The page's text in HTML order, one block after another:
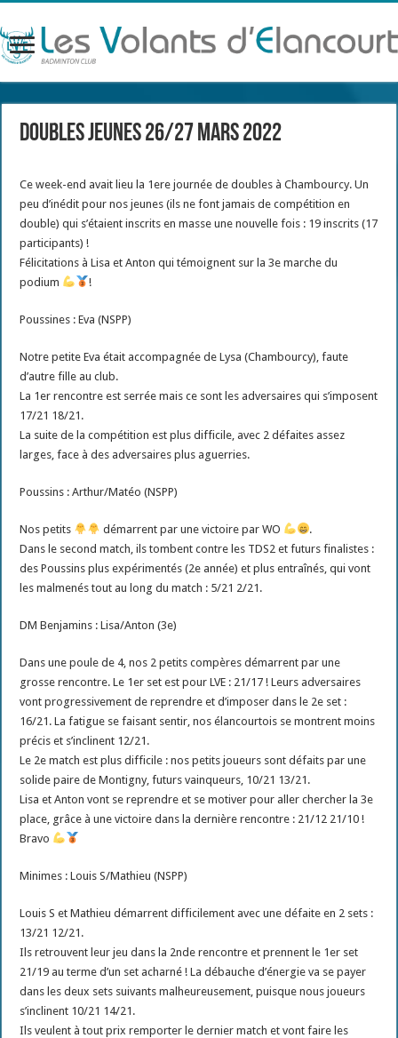
Doubles Jeunes 26/27 mars 2022
Ce week-end avait lieu la 1ere journée de doubles à Chambourcy. Un
peu d’inédit pour nos jeunes (ils ne font jamais de compétition en
double) qui s’étaient inscrits en masse une nouvelle fois : 19 inscrits (17
participants) !
Félicitations à Lisa et Anton qui témoignent sur la 3e marche du
podium
!
Poussines : Eva (NSPP)
Notre petite Eva était accompagnée de Lysa (Chambourcy), faute
d’autre fille au club.
La 1er rencontre est serrée mais ce sont les adversaires qui s’imposent
17/21 18/21.
La suite de la compétition est plus difficile, avec 2 défaites assez
larges, face à des adversaires plus aguerries.
Poussins : Arthur/Matéo (NSPP)
Nos petits démarrent par une victoire par WO
.
Dans le second match, ils tombent contre les TDS2 et futurs finalistes :
des Poussins plus expérimentés (2e année) et plus entraînés, qui vont
les malmenés tout au long du match : 5/21 2/21.
DM Benjamins : Lisa/Anton (3e)
Dans une poule de 4, nos 2 petits compères démarrent par une
grosse rencontre. Le 1er set est pour LVE : 21/17 ! Leurs adversaires
vont progressivement de reprendre et d’imposer dans le 2e set :
16/21. La fatigue se faisant sentir, nos élancourtois se montrent moins
précis et s’inclinent 12/21.
Le 2e match est plus difficile : nos petits joueurs sont défaits par une
solide paire de Montigny, futurs vainqueurs, 10/21 13/21.
Lisa et Anton vont se reprendre et se motiver pour aller chercher la 3e
place, grâce à une victoire dans la dernière rencontre : 21/12 21/10 !
Bravo
Minimes : Louis S/Mathieu (NSPP)
Louis S et Mathieu démarrent difficilement avec une défaite en 2 sets :
13/21 12/21.
Ils retrouvent leur jeu dans la 2nde rencontre et prennent le 1er set
21/19 au terme d’un set acharné ! La débauche d’énergie va se payer
dans les deux sets suivants malheureusement, puisque nous joueurs
s’inclinent 10/21 14/21.
Ils veulent à tout prix remporter le dernier match et vont faire les